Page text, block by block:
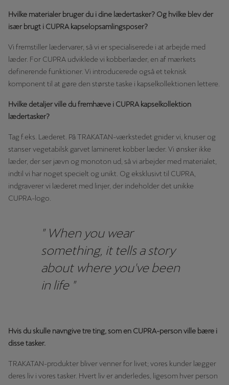
Hvilke materialer bruger du i dine lædertasker? Og hvilke blev der
især brugt i CUPRA kapselopsamlingsposer?
Vi fremstiller lædervarer, så vi er specialiserede i at arbejde med
læder. For CUPRA udviklede vi kobberlæder, en af ​​mærkets
definerende funktioner. Vi introducerede også et teknisk
komponent til at gøre den største taske i kapselkollektionen lettere.
Hvilke detaljer ville du fremhæve i CUPRA kapselkollektion
lædertasker?
Tag f.eks. Læderet. På TRAKATAN-værkstedet gnider vi, knuser og
stanser vegetabilsk garvet lamineret kobber læder. Vi ønsker ikke
læder, der ser jævn og monoton ud, så vi arbejder med materialet,
indtil vi har noget specielt og unikt. Og eksklusivt til CUPRA,
indgraverer vi læderet med linjer, der indeholder det unikke
CUPRA-logo.
" When you wear
something, it tells a story
about where you've been
in life "
Hvis du skulle navngive tre ting, som en CUPRA-person ville bære i
disse tasker.
TRAKATAN-produkter bliver venner for livet; vores kunder lægger
deres liv i vores tasker. Hvert liv er anderledes, ligesom hver person